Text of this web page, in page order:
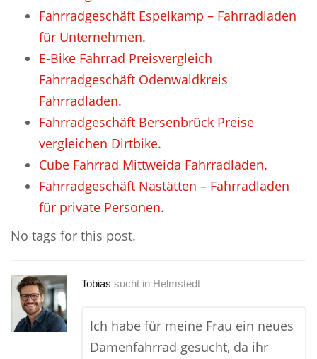
Fahrradgeschäft Espelkamp – Fahrradladen
für Unternehmen.
E-Bike Fahrrad Preisvergleich
Fahrradgeschäft Odenwaldkreis
Fahrradladen.
Fahrradgeschäft Bersenbrück Preise
vergleichen Dirtbike.
Cube Fahrrad Mittweida Fahrradladen.
Fahrradgeschäft Nastätten – Fahrradladen
für private Personen.
No tags for this post.
Tobias sucht in Helmstedt
Ich habe für meine Frau ein neues
Damenfahrrad gesucht, da ihr